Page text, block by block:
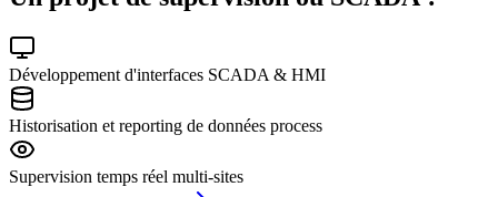
Développement d'interfaces SCADA & HMI
Historisation et reporting de données process
Supervision temps réel multi-sites